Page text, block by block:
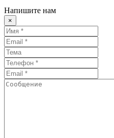
Напишите нам
×